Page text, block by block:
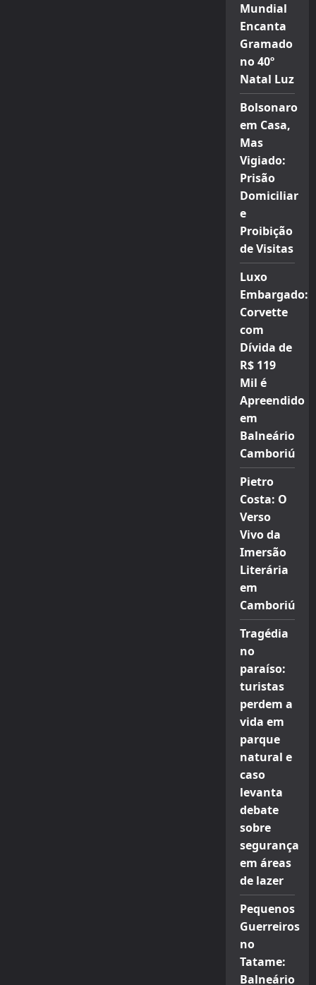
Mundial
Encanta
Gramado
no 40º
Natal Luz
Bolsonaro
em Casa,
Mas
Vigiado:
Prisão
Domiciliar
e
Proibição
de Visitas
Luxo
Embargado:
Corvette
com
Dívida de
R$ 119
Mil é
Apreendido
em
Balneário
Camboriú
Pietro
Costa: O
Verso
Vivo da
Imersão
Literária
em
Camboriú
Tragédia
no
paraíso:
turistas
perdem a
vida em
parque
natural e
caso
levanta
debate
sobre
segurança
em áreas
de lazer
Pequenos
Guerreiros
no
Tatame:
Balneário